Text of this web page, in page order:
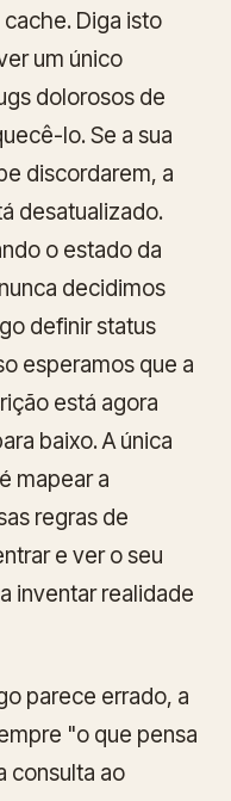
Diga isto
um único
dolorosos de
lo. Se a sua
discordarem, a
desatualizado.
o estado da
decidimos
definir status
esperamos que a
está agora
baixo. A única
mapear a
regras de
e ver o seu
inventar realidade
parece errado, a
"o que pensa
consulta ao